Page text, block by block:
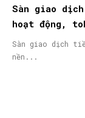
Sàn giao
hoạt động,
Sàn giao dịch
nền...